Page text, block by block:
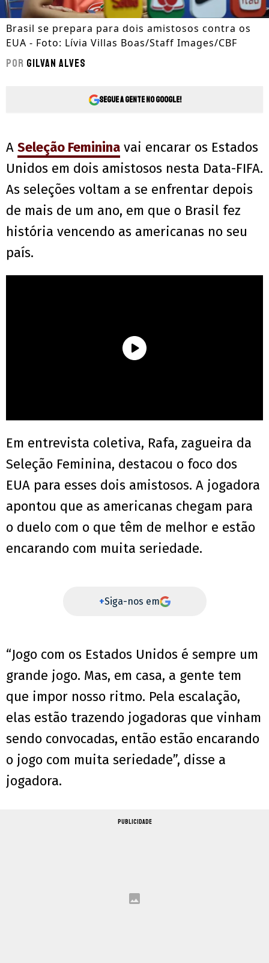
Brasil se prepara para dois amistosos contra os
EUA - Foto: Lívia Villas Boas/Staff Images/CBF
Por Gilvan Alves
Segue a gente no Google!
A Seleção Feminina vai encarar os Estados
Unidos em dois amistosos nesta Data-FIFA.
As seleções voltam a se enfrentar depois
de mais de um ano, em que o Brasil fez
história vencendo as americanas no seu
país.
Em entrevista coletiva, Rafa, zagueira da
Seleção Feminina, destacou o foco dos
EUA para esses dois amistosos. A jogadora
apontou que as americanas chegam para
o duelo com o que têm de melhor e estão
encarando com muita seriedade.
+Siga-nos em
“Jogo com os Estados Unidos é sempre um
grande jogo. Mas, em casa, a gente tem
que impor nosso ritmo. Pela escalação,
elas estão trazendo jogadoras que vinham
sendo convocadas, então estão encarando
o jogo com muita seriedade”, disse a
jogadora.
PUBLICIDADE